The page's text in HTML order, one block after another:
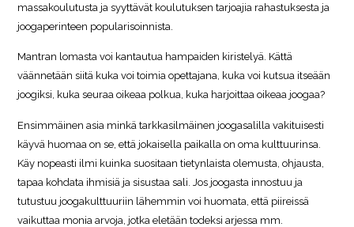
massakoulutusta ja syyttävät koulutuksen tarjoajia rahastuksesta ja
joogaperinteen popularisoinnista.
Mantran lomasta voi kantautua hampaiden kiristelyä. Kättä
väännetään siitä kuka voi toimia opettajana, kuka voi kutsua itseään
joogiksi, kuka seuraa oikeaa polkua, kuka harjoittaa oikeaa joogaa?
Ensimmäinen asia minkä tarkkasilmäinen joogasalilla vakituisesti
käyvä huomaa on se, että jokaisella paikalla on oma kulttuurinsa.
Käy nopeasti ilmi kuinka suositaan tietynlaista olemusta, ohjausta,
tapaa kohdata ihmisiä ja sisustaa sali. Jos joogasta innostuu ja
tutustuu joogakulttuuriin lähemmin voi huomata, että piireissä
vaikuttaa monia arvoja, jotka eletään todeksi arjessa mm.